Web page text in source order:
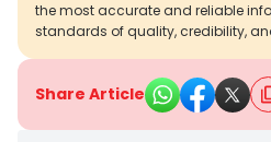
the most accurate and reliable
standards of quality, credibility,
Share Article